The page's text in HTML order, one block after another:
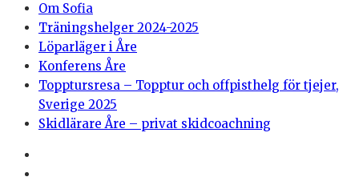
Om Sofia
Träningshelger 2024-2025
Löparläger i Åre
Konferens Åre
Topptursresa – Topptur och offpisthelg för tjejer,
Sverige 2025
Skidlärare Åre – privat skidcoachning